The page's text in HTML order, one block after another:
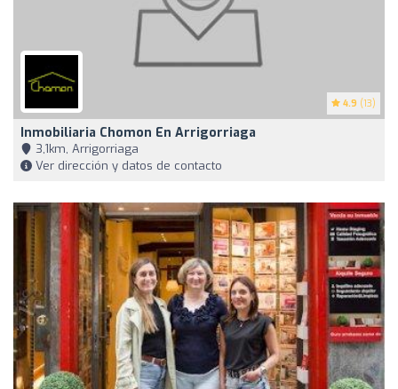
4.9 (13)
Inmobiliaria Chomon En Arrigorriaga
3,1km, Arrigorriaga
Ver dirección y datos de contacto